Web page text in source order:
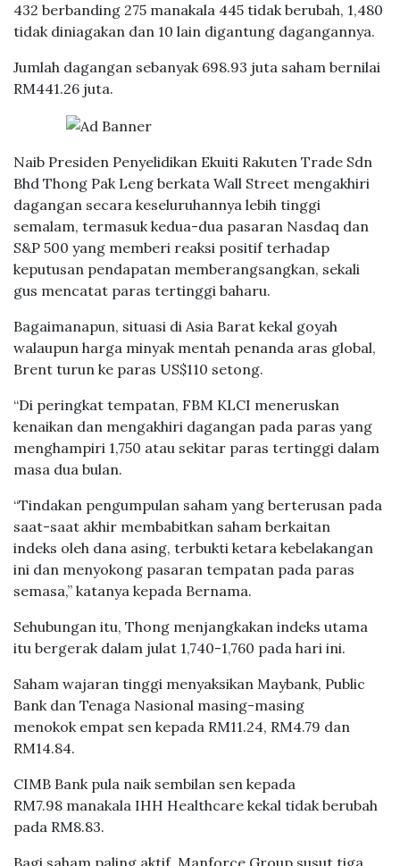
432 berbanding 275 manakala 445 tidak berubah, 1,480
tidak diniagakan dan 10 lain digantung dagangannya.
Jumlah dagangan sebanyak 698.93 juta saham bernilai
RM441.26 juta.
Naib Presiden Penyelidikan Ekuiti Rakuten Trade Sdn
Bhd Thong Pak Leng berkata Wall Street mengakhiri
dagangan secara keseluruhannya lebih tinggi
semalam, termasuk kedua-dua pasaran Nasdaq dan
S&P 500 yang memberi reaksi positif terhadap
keputusan pendapatan memberangsangkan, sekali
gus mencatat paras tertinggi baharu.
Bagaimanapun, situasi di Asia Barat kekal goyah
walaupun harga minyak mentah penanda aras global,
Brent turun ke paras US$110 setong.
“Di peringkat tempatan, FBM KLCI meneruskan
kenaikan dan mengakhiri dagangan pada paras yang
menghampiri 1,750 atau sekitar paras tertinggi dalam
masa dua bulan.
“Tindakan pengumpulan saham yang berterusan pada
saat-saat akhir membabitkan saham berkaitan
indeks oleh dana asing, terbukti ketara kebelakangan
ini dan menyokong pasaran tempatan pada paras
semasa,” katanya kepada Bernama.
Sehubungan itu, Thong menjangkakan indeks utama
itu bergerak dalam julat 1,740-1,760 pada hari ini.
Saham wajaran tinggi menyaksikan Maybank, Public
Bank dan Tenaga Nasional masing-masing
menokok empat sen kepada RM11.24, RM4.79 dan
RM14.84.
CIMB Bank pula naik sembilan sen kepada
RM7.98 manakala IHH Healthcare kekal tidak berubah
pada RM8.83.
Bagi saham paling aktif, Manforce Group susut tiga